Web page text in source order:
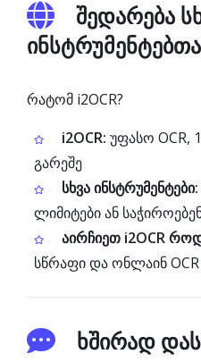
შედარება
რატომ i2OCR?
i2OCR: უფასო OCR,
გარეშე
სხვა ინსტრუმენტები:
ლიმიტები ან
აირჩიეთ i2OCR
სწრაფი და ონლაინ OCR
ხშირად